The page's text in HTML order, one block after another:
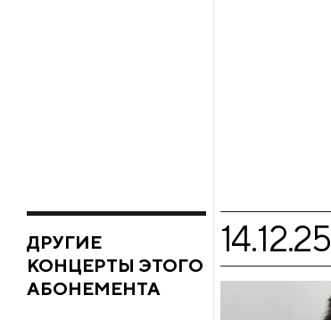
ДРУГИЕ
КОНЦЕРТЫ ЭТОГО
АБОНЕМЕНТА
14.12.25